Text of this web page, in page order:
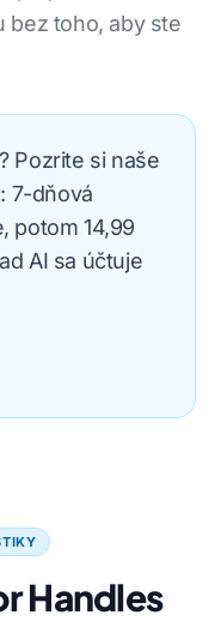
bez toho, aby ste
Pozrite si naše
: 7-dňová
potom 14,99
AI sa účtuje
Handles